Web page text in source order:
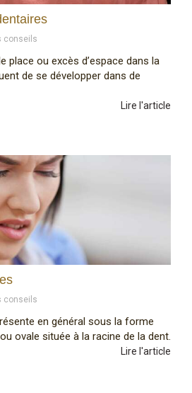
conseils
place ou excès d’espace dans la
de se développer dans de
Lire l'article
conseils
en général sous la forme
ovale située à la racine de la dent.
Lire l'article